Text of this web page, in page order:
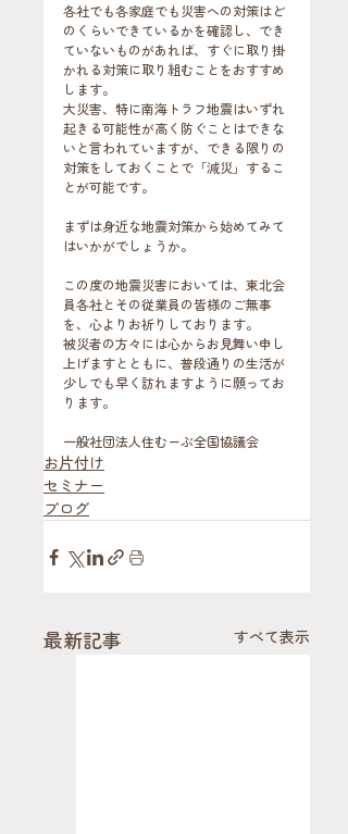
各社でも各家庭でも災害への対策はど
のくらいできているかを確認し、でき
ていないものがあれば、すぐに取り掛
かれる対策に取り組むことをおすすめ
します。
大災害、特に南海トラフ地震はいずれ
起きる可能性が高く防ぐことはできな
いと言われていますが、できる限りの
対策をしておくことで「減災」するこ
とが可能です。
まずは身近な地震対策から始めてみて
はいかがでしょうか。
この度の地震災害においては、東北会
員各社とその従業員の皆様のご無事
を、心よりお祈りしております。
被災者の方々には心からお見舞い申し
上げますとともに、普段通りの生活が
少しでも早く訪れますように願ってお
ります。
一般社団法人住むーぶ全国協議会
お片付け
セミナー
ブログ
最新記事 すべて表示